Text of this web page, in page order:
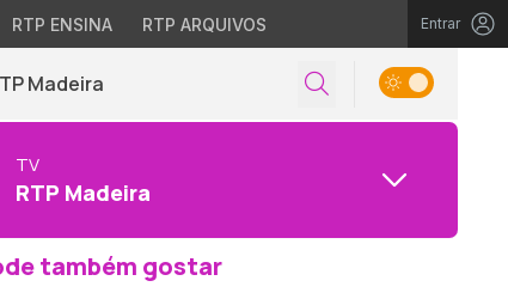
RTP ENSINA RTP ARQUIVOS Entrar
Madeira
TV
RTP Madeira
também gostar